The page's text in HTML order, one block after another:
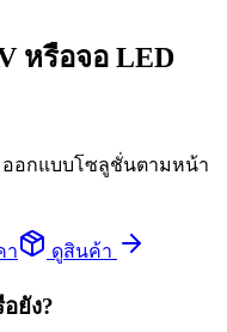
หรือจอ LED
อกแบบโซลูชั่นตามหน้า
า ดูสินค้า
ยัง?